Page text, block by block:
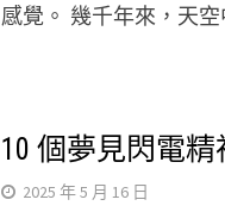
感覺。 幾千年來，天
10 個夢見閃電
2025 年 5 月 16 日